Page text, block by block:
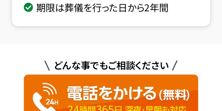
期限は葬儀を行った日から2年間
どんな事でもご相談ください